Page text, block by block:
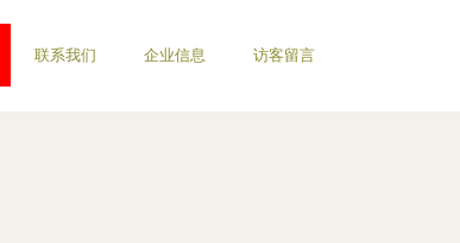
联系我们 企业信息 访客留言